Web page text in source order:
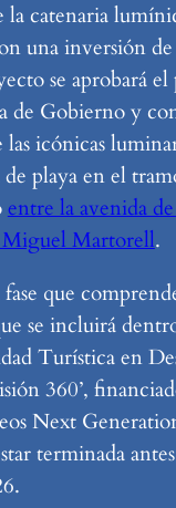
catenaria
una inversión
se aprobará
de Gobierno y
icónicas
playa en el
entre la avenida
Martorell.
que
se incluirá
Turística en
360’,
Next
terminada